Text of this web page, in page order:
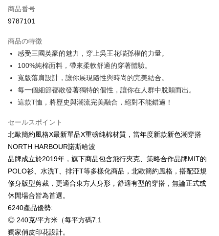
クレジットカード分割払い
合作金庫商業銀行
華南商業銀行
彰化商業銀行
上海商業儲蓄銀行
台北富邦商業銀行
国泰世華商業銀行
兆豐國際商業銀行
台湾中小企業銀行
台中商業銀行
聯邦商業銀行
遠東国際商業銀行
玉山商業銀行
台新國際商業銀行
中国信託商業銀行
台湾楽天クレジットカード会社
6回払い、金利0、毎回
華南商業銀行
彰化商業銀行
上海商業儲蓄銀行
台北富邦商業銀行
国泰世華商業銀行
兆豐國際商業銀行
台湾中小企業銀行
台中商業銀行
聯邦商業銀行
元大商業銀行
永豐商業銀行
台湾楽天クレジットカード会社
12回払い、金利0、毎回 NT$36
合作金庫商業銀行
第一商業銀行
上海商業儲蓄銀行
台北富邦商業銀行
国泰世華商業銀行
兆豐國際商業銀行
HSBC(台湾)商業銀行
聯邦商業銀行
遠東国際商業銀行
元大商業銀行
玉山商業銀行
星展(台湾)商業銀行
台湾楽天クレジットカード会社
コンビニ店頭代金引換
LINE Pay
JKOPAY
Easy Wallet
Google Pay
Plus Pay
OP Pay Later
説明
【OP Pay Later 使用説明】
1. 本サービスは台湾大哥大によって提供され、台湾大哥大のユーザーは追
AFTEE代金後払い
商品番号
9787101
商品の特徴
感受三國英豪的魅力，穿上吳王花喵孫權的力量。
100%純棉面料，帶來柔軟舒適的穿著體驗。
寬版落肩設計，讓你展現隨性與時尚的完美結合。
每一個細節都散發著獨特的個性，讓你在人群中脫穎而出。
這款T恤，將歷史與潮流完美融合，絕對不能錯過！
セールスポイント
北歐簡約風格X最新單品X重磅純棉材質，當年度新款新色潮穿搭
NORTH HARBOUR諾斯哈波
品牌成立於2019年，旗下商品包含飛行夾克、策略合作品牌MIT的
POLO衫、水洗T、排汗T等多樣化商品，北歐簡約風格，搭配亞規
修身版型剪裁，更適合東方人身形，舒適有型的穿搭，無論正式或
休閒場合皆為首選。
6240產品優勢:
◎ 240克/平方米（每平方碼7.1
獨家俏皮印花設計。